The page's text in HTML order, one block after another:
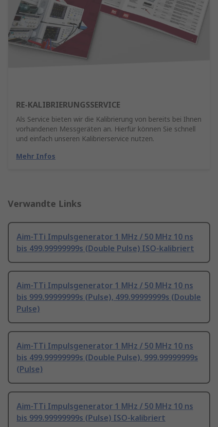
RE-KALIBRIERUNGSSERVICE
Als Service bieten wir die Kalibrierung von bereits bei Ihnen
vorhandenen Messgeräten an. Hierfür können Sie schnell
und einfach unseren Kalibrierservice nutzen.
Mehr Infos
Verwandte Links
Aim-TTi Impulsgenerator 1 MHz / 50 MHz 10 ns
bis 499.99999999s (Double Pulse) ISO-kalibriert
Aim-TTi Impulsgenerator 1 MHz / 50 MHz 10 ns
bis 999.99999999s (Pulse), 499.99999999s (Double
Pulse)
Aim-TTi Impulsgenerator 1 MHz / 50 MHz 10 ns
bis 499.99999999s (Double Pulse), 999.99999999s
(Pulse)
Aim-TTi Impulsgenerator 1 MHz / 50 MHz 10 ns
bis 999.99999999s (Pulse) ISO-kalibriert